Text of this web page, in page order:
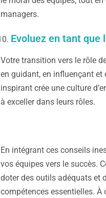
managers.
Evoluez en tant que
Votre transition vers le rôle
en guidant, en influençant et
inspirant crée une culture
à exceller dans leurs rôles.
En intégrant ces conseils
vos équipes vers le succès.
doter des outils adéquats et
compétences essentielles.